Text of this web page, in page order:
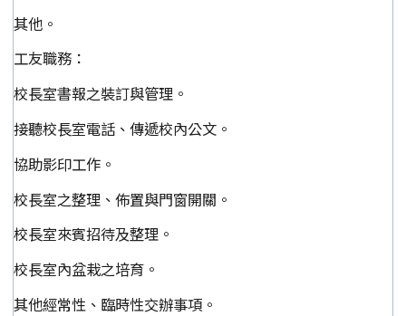
其他。
工友職務：
校長室書報之裝訂與管理。
接聽校長室電話、傳遞校內公文。
協助影印工作。
校長室之整理、佈置與門窗開關。
校長室來賓招待及整理。
校長室內盆栽之培育。
其他經常性、臨時性交辦事項。